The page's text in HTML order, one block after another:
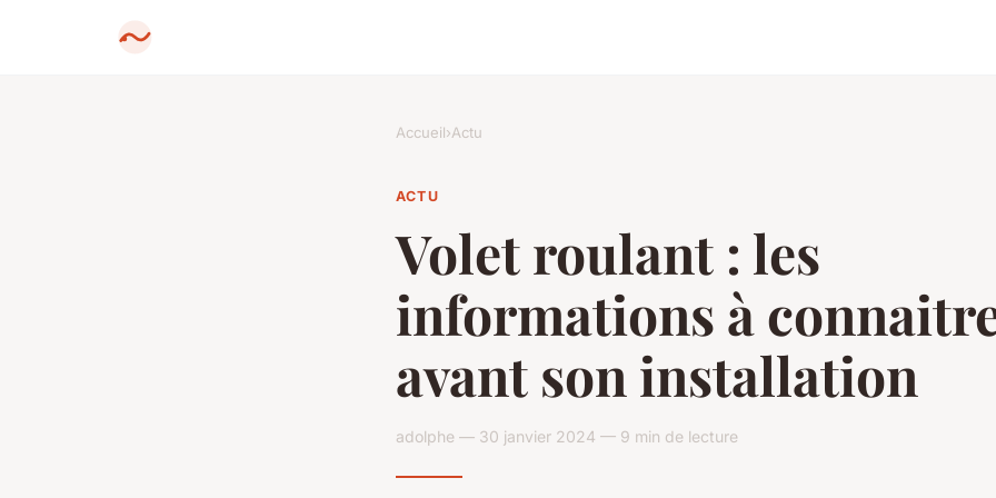
Accueil›Actu
ACTU
Volet roulant : les
informations à
avant son installation
adolphe — 30 janvier 2024 — 9 min de lecture